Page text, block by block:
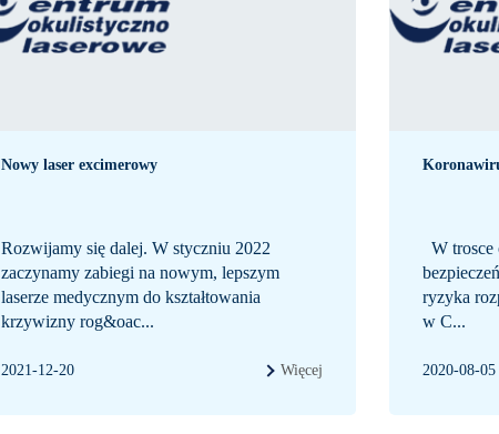
Nowy laser excimerowy
Rozwijamy się dalej. W styczniu 2022
zaczynamy zabiegi na nowym, lepszym
laserze medycznym do kształtowania
krzywizny rog&oac...
2021-12-20 Więcej
W trosce
ryzyka
w C...
2020-08-05